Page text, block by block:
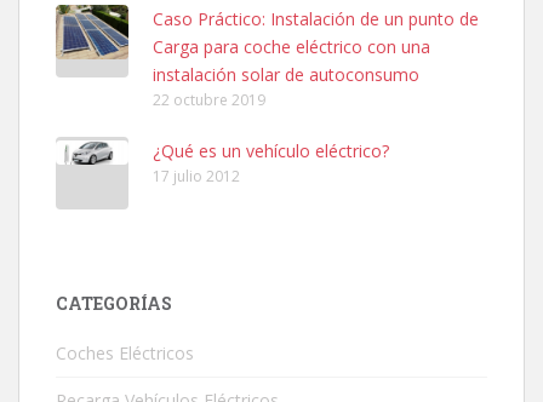
Caso Práctico: Instalación de un punto de
Carga para coche eléctrico con una
instalación solar de autoconsumo
22 octubre 2019
¿Qué es un vehículo eléctrico?
17 julio 2012
CATEGORÍAS
Coches Eléctricos